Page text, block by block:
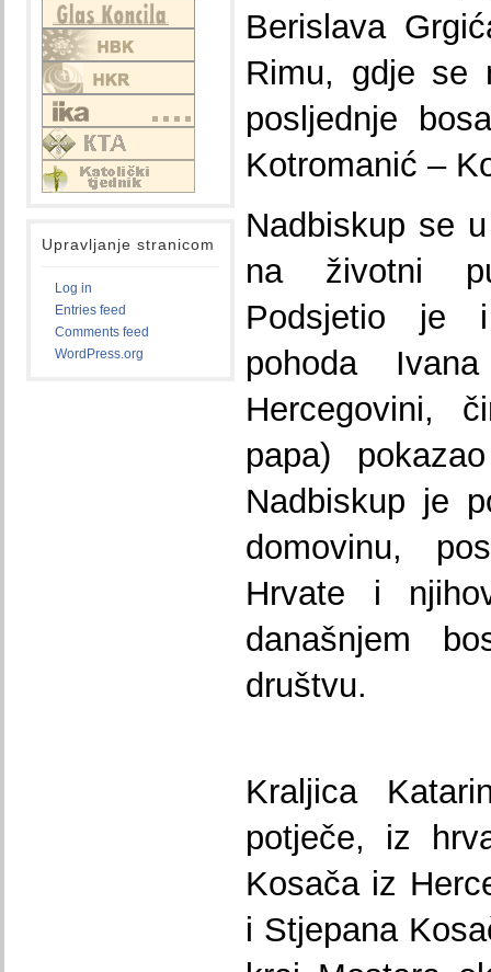
Upravljanje stranicom
Log in
Entries feed
Comments feed
WordPress.org
Berislava
Rimu, gdje se
posljednje
Kotromanić –
Nadbiskup se
na životni
Podsjetio je
pohoda
Hercegovini,
papa)
Nadbiskup je
domovinu,
Hrvate i
današnjem
društvu.
Kraljica
potječe, iz
Kosača iz
i Stjepana